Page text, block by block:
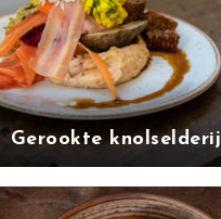
Gerookte knolselderij